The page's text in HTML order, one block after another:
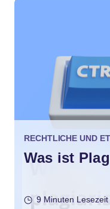
RECHTLICHE UND
Was ist
9 Minuten Lesezeit